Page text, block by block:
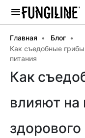
Главная
Блог
Как съедобные
питания
Как
влияют
здорового